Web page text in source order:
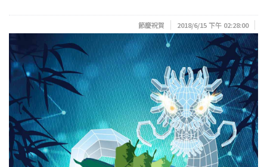
節慶祝賀 2018/6/15 下午 02:28:00